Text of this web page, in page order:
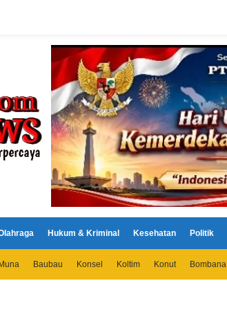
Hukum & Kriminal Kesehatan Politik
Baubau Konsel Koltim Konut Bombana